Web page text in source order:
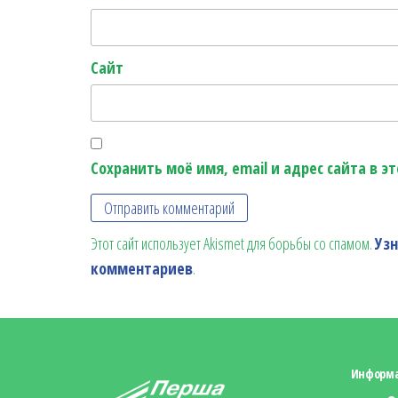
Сайт
Сохранить моё имя, email и адрес сайта в
Этот сайт использует Akismet для борьбы со спамом.
комментариев.